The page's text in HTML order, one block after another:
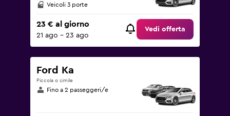
Veicoli 3 porte
23 € al giorno
21 ago - 23 ago
Vedi offerta
Ford Ka
Piccola o simile
Fino a 2 passeggeri/e